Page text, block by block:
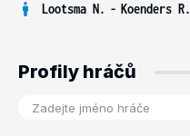
Lootsma N. - Koenders R.
Profily hráčů